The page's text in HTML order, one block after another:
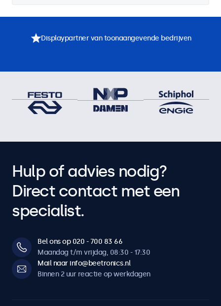
Displaypartner van toonaangevende bedrijven
Hulp of advies nodig?
Direct contact met een
specialist.
Bel ons op 020 - 700 83 66
Maandag t/m vrijdag, 08:30 - 17:30
Mail naar info@beetronics.nl
Binnen 2 uur reactie op werkdagen